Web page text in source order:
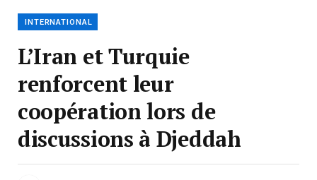
INTERNATIONAL
L’Iran et Turquie
renforcent leur
coopération lors de
discussions à Djeddah